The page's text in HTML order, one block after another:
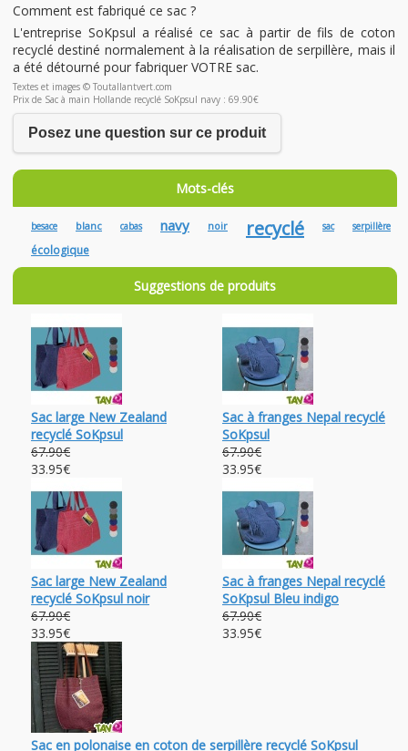
Comment est fabriqué ce sac ?
L'entreprise SoKpsul a réalisé ce sac à partir de fils de coton
recyclé destiné normalement à la réalisation de serpillère, mais il
a été détourné pour fabriquer VOTRE sac.
Textes et images © Toutallantvert.com
Prix de Sac à main Hollande recyclé SoKpsul navy : 69.90€
Posez une question sur ce produit
Mots-clés
besace blanc cabas navy noir recyclé sac serpillère
écologique
Suggestions de produits
Sac large New Zealand
recyclé SoKpsul
67.90€
33.95€
Sac à franges Nepal recyclé
SoKpsul
67.90€
33.95€
Sac large New Zealand
recyclé SoKpsul noir
67.90€
33.95€
Sac à franges Nepal recyclé
SoKpsul Bleu indigo
67.90€
33.95€
Sac en polonaise en coton de serpillère recyclé SoKpsul